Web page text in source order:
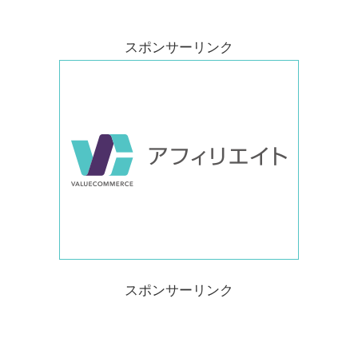
スポンサーリンク
スポンサーリンク